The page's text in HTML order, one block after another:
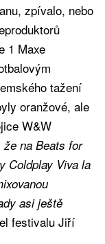
zpívalo, nebo
1 Maxe
tažení
oranžové, ale
W&W
že na Beats for
Coldplay Viva la
asi ještě
festivalu Jiří